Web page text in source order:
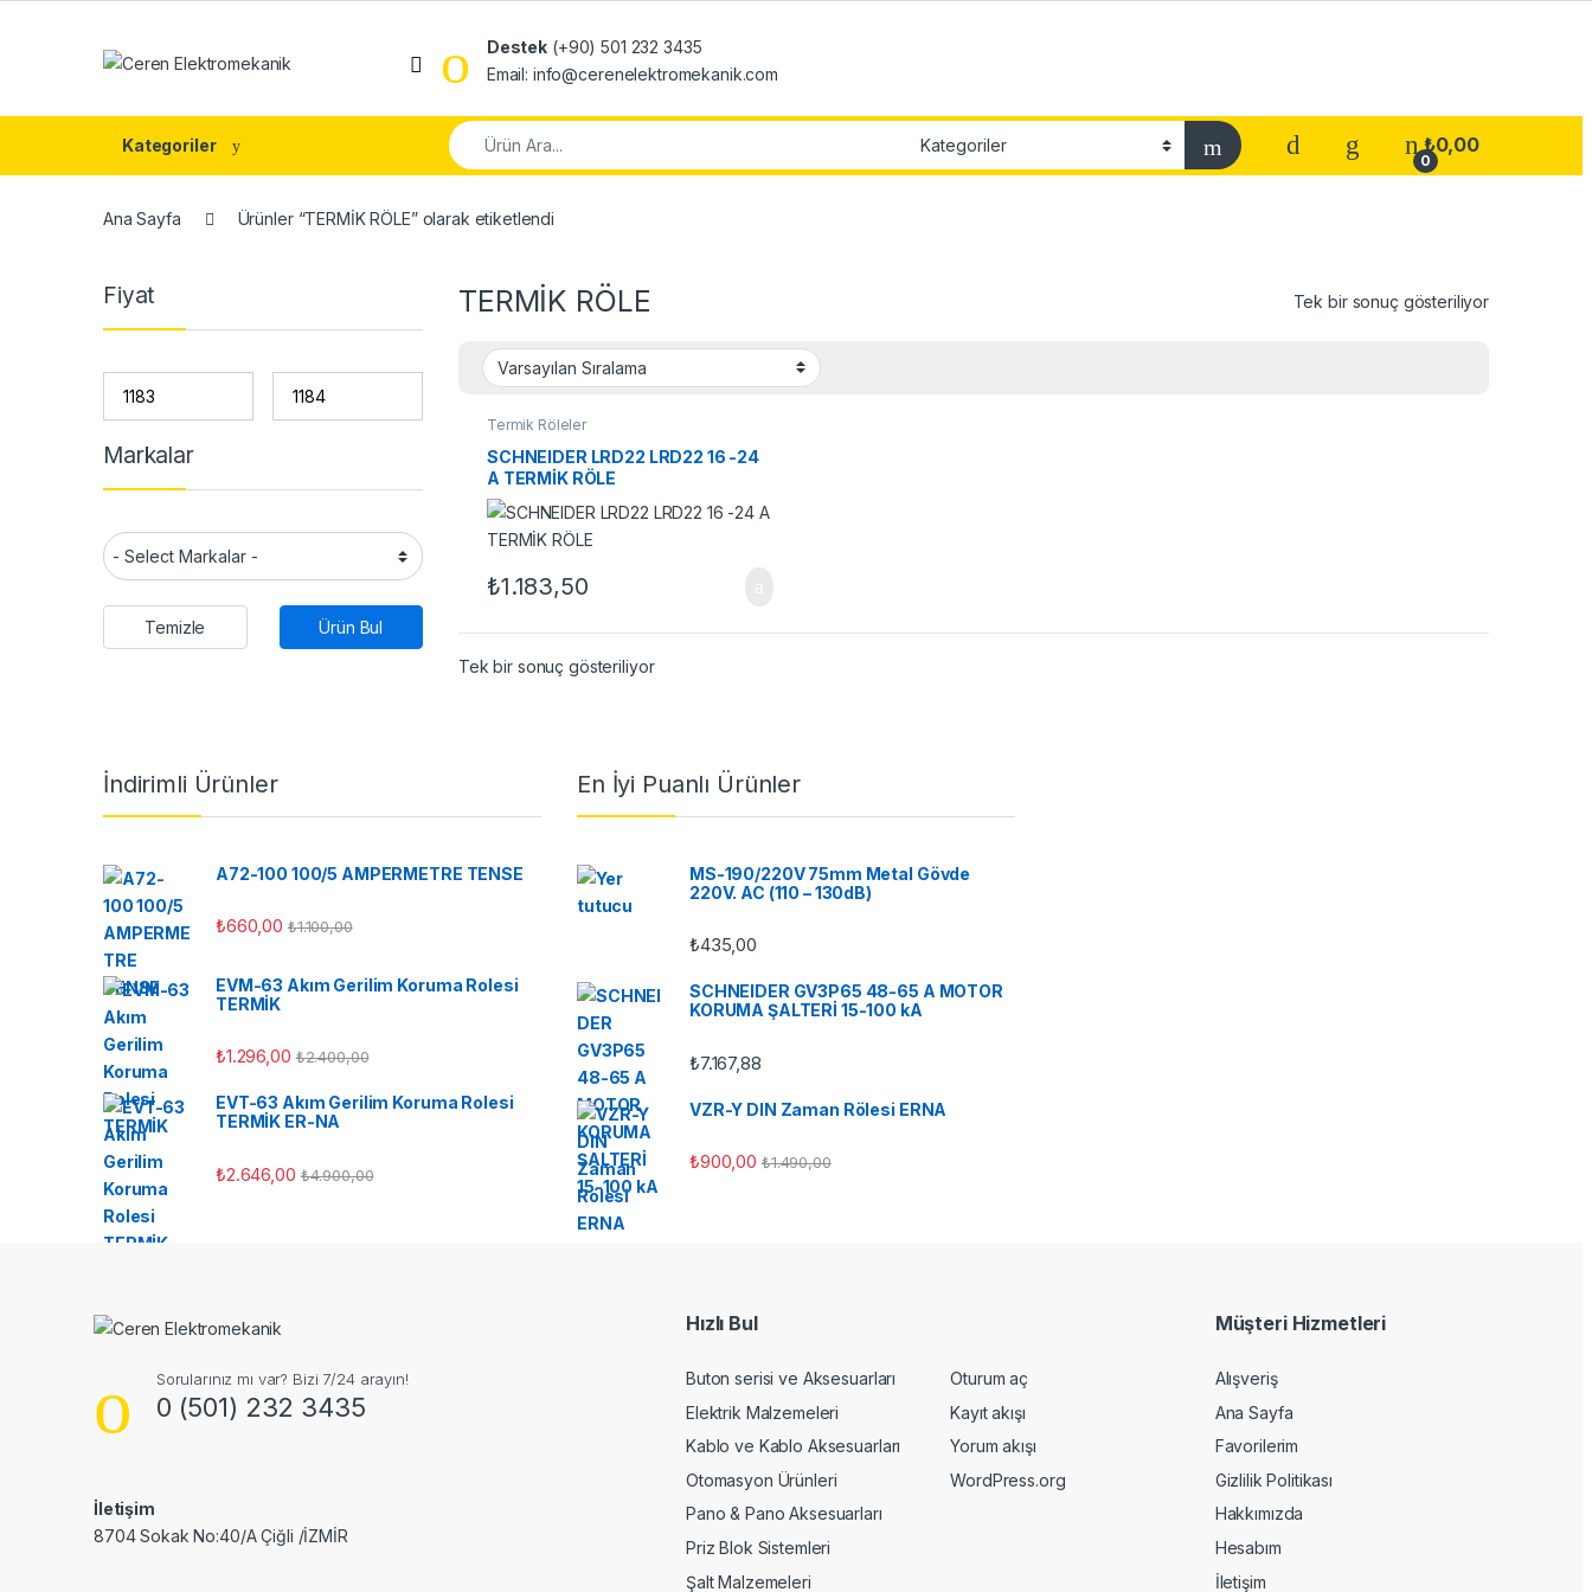
Destek (+90) 501 232 3435
Email: info@cerenelektromekanik.com
Kategoriler
Search for:
0
₺0,00
Ana Sayfa Ürünler “TERMİK RÖLE” olarak etiketlendi
TERMİK RÖLE Tek bir sonuç gösteriliyor
Termik Röleler
SCHNEIDER LRD22 LRD22 16 -24
A TERMİK RÖLE
₺1.183,50
Tek bir sonuç gösteriliyor
Fiyat
Markalar
Ürün Bul
Temizle
İndirimli Ürünler
A72-100 100/5 AMPERMETRE TENSE
₺660,00 ₺1.100,00
EVM-63 Akım Gerilim Koruma Rolesi
TERMİK
₺1.296,00 ₺2.400,00
EVT-63 Akım Gerilim Koruma Rolesi
TERMİK ER-NA
₺2.646,00 ₺4.900,00
En İyi Puanlı Ürünler
MS-190/220V 75mm Metal Gövde
220V. AC (110 – 130dB)
₺435,00
SCHNEIDER GV3P65 48-65 A MOTOR
KORUMA ŞALTERİ 15-100 kA
₺7.167,88
VZR-Y DIN Zaman Rölesi ERNA
₺900,00 ₺1.490,00
Sorularınız mı var? Bizi 7/24 arayın!
0 (501) 232 3435
İletişim
8704 Sokak No:40/A Çiğli /İZMİR
Hızlı Bul
Buton serisi ve Aksesuarları
Elektrik Malzemeleri
Kablo ve Kablo Aksesuarları
Otomasyon Ürünleri
Pano & Pano Aksesuarları
Priz Blok Sistemleri
Şalt Malzemeleri
Oturum aç
Kayıt akışı
Yorum akışı
WordPress.org
Müşteri Hizmetleri
Alışveriş
Ana Sayfa
Favorilerim
Gizlilik Politikası
Hakkımızda
Hesabım
İletişim